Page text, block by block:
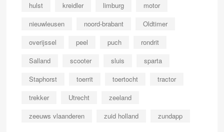
hulst
kreidler limburg
motor
nieuwleusen
noord-brabant
Oldtimer
overijssel
peel puch
rondrit
Salland
scooter sluis
sparta
Staphorst
toerrit toertocht
tractor
trekker
Utrecht
zeeland
zeeuws vlaanderen
zuid holland zundapp